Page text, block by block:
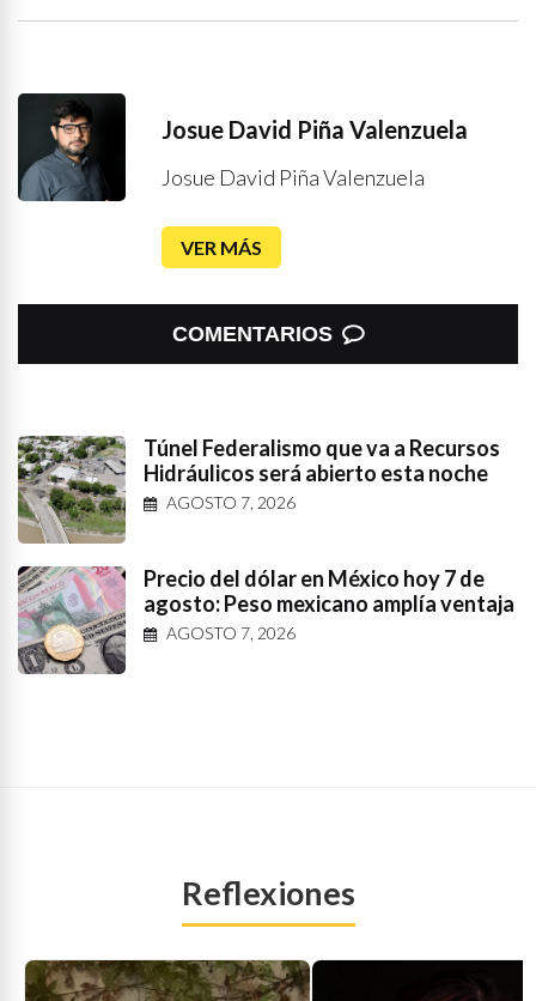
Josue David Piña Valenzuela
Josue David Piña Valenzuela
VER MÁS
COMENTARIOS
Túnel Federalismo que va a Recursos
Hidráulicos será abierto esta noche
AGOSTO 7, 2026
Precio del dólar en México hoy 7 de
agosto: Peso mexicano amplía ventaja
AGOSTO 7, 2026
Reflexiones